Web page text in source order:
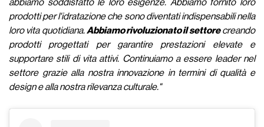
abbiamo soddisfatto le loro esigenze. Abbiamo fornito loro
prodotti per l'idratazione che sono diventati indispensabili nella
loro vita quotidiana.Abbiamo rivoluzionato il settorecreando
prodotti progettati per garantire prestazioni elevate e
supportare stili di vita attivi. Continuiamo a essere leader nel
settore grazie alla nostra innovazione in termini di qualità e
design e alla nostra rilevanza culturale."